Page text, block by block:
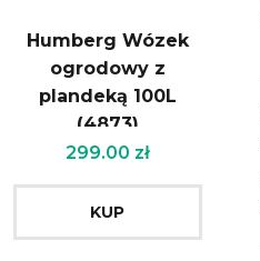
Humberg Wózek
ogrodowy z
plandeką 100L
(4873)
299.00 zł
KUP